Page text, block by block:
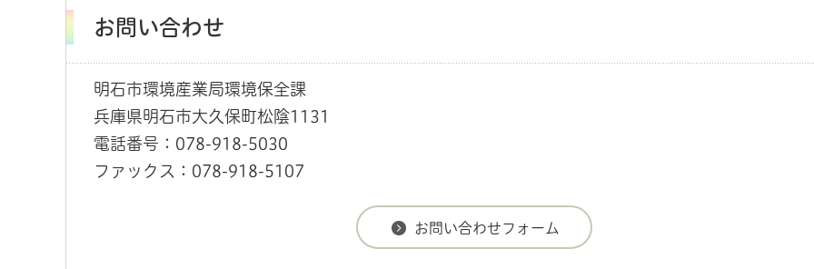
お問い合わせ
明石市環境産業局環境保全課
兵庫県明石市大久保町松陰1131
電話番号：078-918-5030
ファックス：078-918-5107